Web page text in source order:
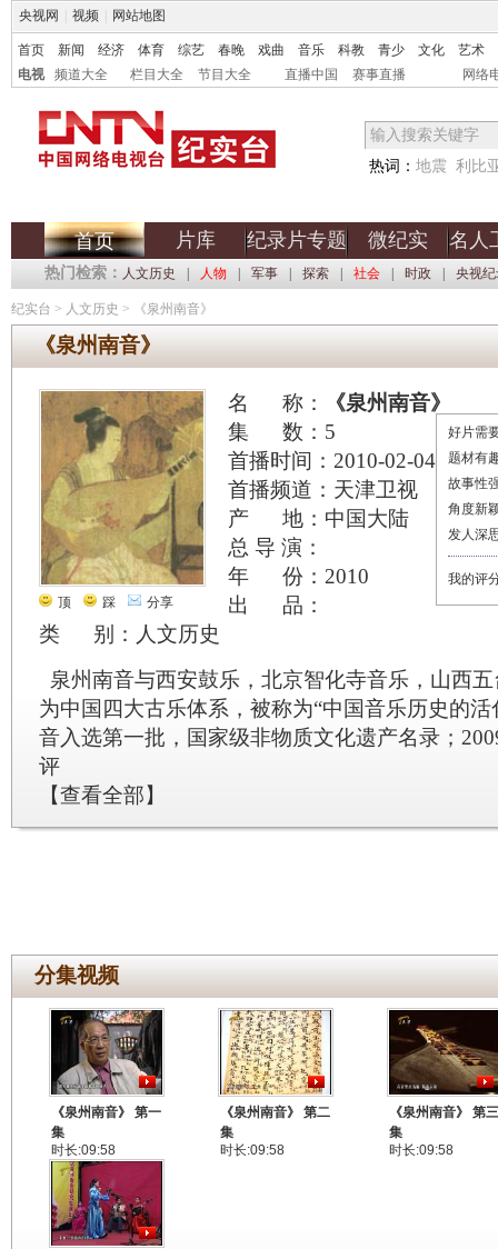
央视网 视频 网站地图
首页 新闻 经济 体育 综艺 春晚 戏曲 音乐 科教 青少 文化
艺术
电视
频道大全 栏目大全 节目大全 直播中国 赛事直播 网络
热词： 地震 利比
首页 片库 纪录片专题 微纪实 名人
热门检索： 人文历史 人物 军事 探索 社会 时政 央视
纪实台 > 人文历史 > 《泉州南音》
《泉州南音》
顶 踩 分享
名 称：
《泉州南音》
集 数：5
首播时间：2010-02-04
首播频道：天津卫视
产 地：中国大陆
总 导 演：
年 份：2010
出 品：
类 别：人文历史
泉州南音与西安鼓乐，北京智化寺音乐，山西
为中国四大古乐体系，被称为“中国音乐历史的
音入选第一批，国家级非物质文化遗产名录；
评
【查看全部】
好片需
题材有
故事性
角度新
发人深
我的评
分集视频
《泉州南音》 第一
集
时长:09:58
《泉州南音》 第二
集
时长:09:58
《泉州南音》 第三
集
时长:09:58